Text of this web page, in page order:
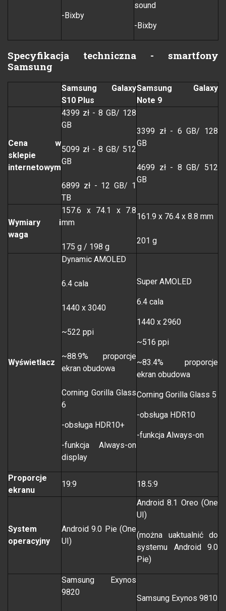
-Bixby
sound
-Bixby
Specyfikacja techniczna - smartfony
Samsung
Samsung Galaxy
S10 Plus
Samsung Galaxy
Note 9
Cena w
sklepie
internetowym
4399 zł - 8 GB/ 128
GB
5099 zł - 8 GB/ 512
GB
6899 zł - 12 GB/ 1
TB
3399 zł - 6 GB/ 128
GB
4699 zł - 8 GB/ 512
GB
Wymiary i
waga
157.6 x 74.1 x 7.8
mm
175 g / 198 g
161.9 x 76.4 x 8.8 mm
201 g
Wyświetlacz
Dynamic AMOLED
6.4 cala
1440 x 3040
~522 ppi
~88.9% proporcje
ekran obudowa
Corning Gorilla Glass
6
-obsługa HDR10+
-funkcja Always-on
display
Super AMOLED
6.4 cala
1440 x 2960
~516 ppi
~83.4% proporcje
ekran obudowa
Corning Gorilla Glass 5
-obsługa HDR10
-funkcja Always-on
Proporcje
ekranu
19:9 18.5:9
System
operacyjny
Android 9.0 Pie (One
UI)
Android 8.1 Oreo (One
UI)
(można uaktualnić do
systemu Android 9.0
Pie)
Samsung Exynos
9820
Samsung Exynos 9810